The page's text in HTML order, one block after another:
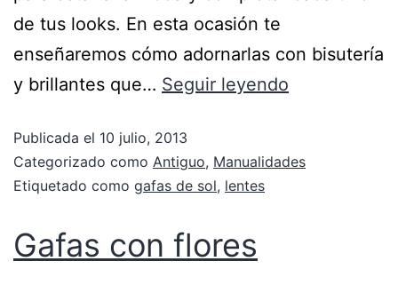
de tus looks. En esta ocasión te
enseñaremos cómo adornarlas con bisutería
y brillantes que… Seguir leyendo
Publicada el 10 julio, 2013
Categorizado como Antiguo, Manualidades
Etiquetado como gafas de sol, lentes
Gafas con flores